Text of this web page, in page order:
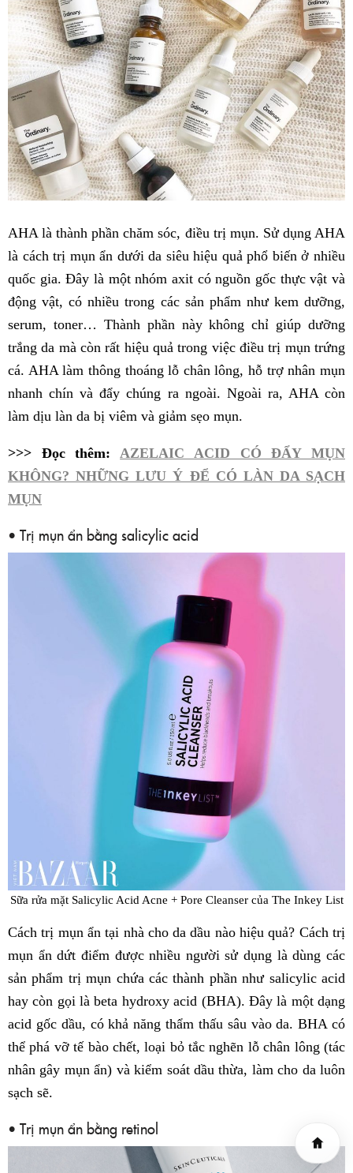
AHA là thành phần chăm sóc, điều trị mụn. Sử dụng AHA
là cách trị mụn ẩn dưới da siêu hiệu quả phổ biến ở nhiều
quốc gia. Đây là một nhóm axit có nguồn gốc thực vật và
động vật, có nhiều trong các sản phẩm như kem dưỡng,
serum, toner… Thành phần này không chỉ giúp dưỡng
trắng da mà còn rất hiệu quả trong việc điều trị mụn trứng
cá. AHA làm thông thoáng lỗ chân lông, hỗ trợ nhân mụn
nhanh chín và đẩy chúng ra ngoài. Ngoài ra, AHA còn
làm dịu làn da bị viêm và giảm sẹo mụn.
>>> Đọc thêm: AZELAIC ACID CÓ ĐẨY MỤN
KHÔNG? NHỮNG LƯU Ý ĐỂ CÓ LÀN DA SẠCH
MỤN
• Trị mụn ẩn bằng salicylic acid
Sữa rửa mặt Salicylic Acid Acne + Pore Cleanser của The Inkey List
Cách trị mụn ẩn tại nhà cho da dầu nào hiệu quả? Cách trị
mụn ẩn dứt điểm được nhiều người sử dụng là dùng các
sản phẩm trị mụn chứa các thành phần như salicylic acid
hay còn gọi là beta hydroxy acid (BHA). Đây là một dạng
acid gốc dầu, có khả năng thẩm thấu sâu vào da. BHA có
thể phá vỡ tế bào chết, loại bỏ tắc nghẽn lỗ chân lông (tác
nhân gây mụn ẩn) và kiểm soát dầu thừa, làm cho da luôn
sạch sẽ.
• Trị mụn ẩn bằng retinol